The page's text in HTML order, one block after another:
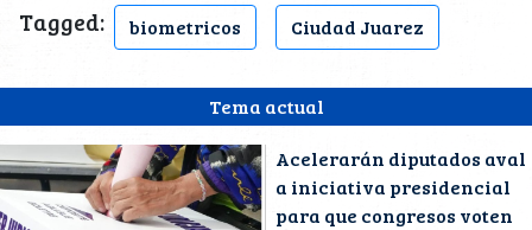
Tema actual
Acelerarán diputados aval
a iniciativa presidencial
para que congresos voten
Tagged: biometricos Ciudad Juarez